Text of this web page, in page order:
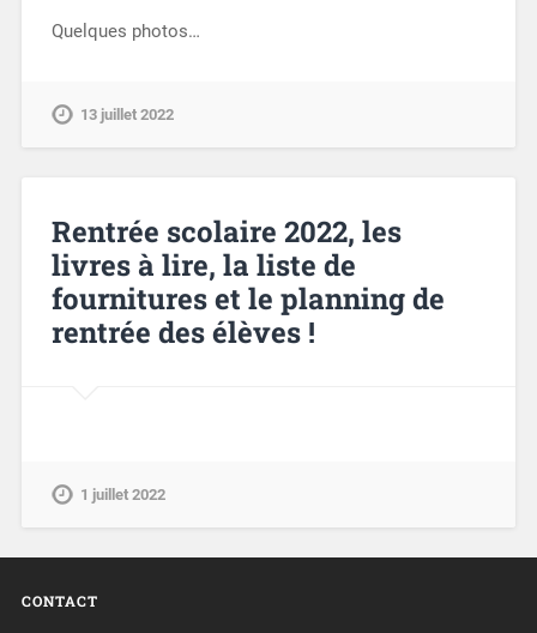
Quelques photos…
13 juillet 2022
Rentrée scolaire 2022, les
livres à lire, la liste de
fournitures et le planning de
rentrée des élèves !
1 juillet 2022
CONTACT